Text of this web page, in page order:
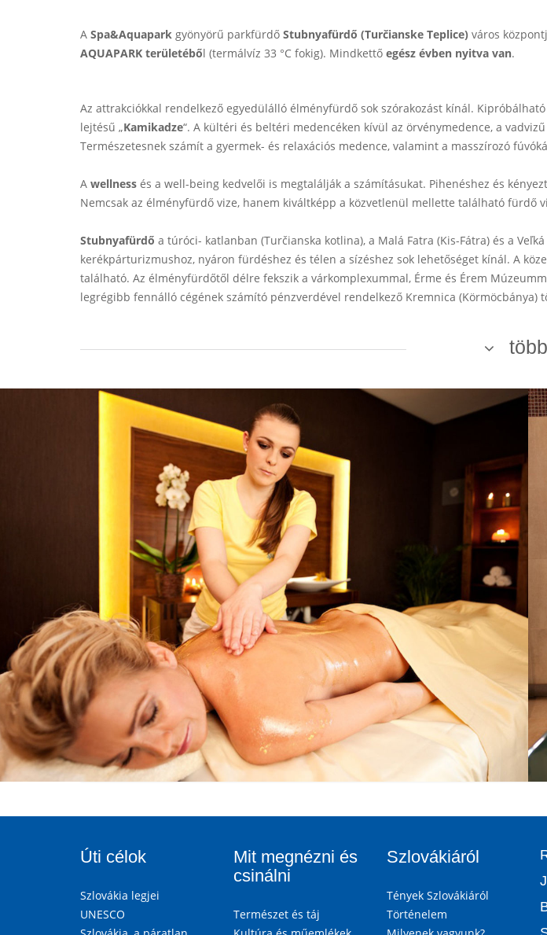
A Spa&Aquapark gyönyörű parkfürdő Stubnyafürdő (Turčianske Teplice) város
AQUAPARK területéből (termálvíz 33 °C fokig). Mindkettő egész évben nyitva van.
Az attrakciókkal rendelkező egyedülálló élményfürdő sok szórakozást kínál.
lejtésű „Kamikadze“. A kültéri és beltéri medencéken kívül az örvénymedence, a
Természetesnek számít a gyermek- és relaxációs medence, valamint a masszírozó
A wellness és a well-being kedvelői is megtalálják a számításukat. Pihenéshez és
Nemcsak az élményfürdő vize, hanem kiváltképp a közvetlenül mellette található fürdő
Stubnyafürdő a túróci- katlanban (Turčianska kotlina), a Malá Fatra (Kis-Fátra) és a
kerékpárturizmushoz, nyáron fürdéshez és télen a sízéshez sok lehetőséget kínál. A
található. Az élményfürdőtől délre fekszik a várkomplexummal, Érme és Érem
legrégibb fennálló cégének számító pénzverdével rendelkező Kremnica (Körmöcbánya)
több
Úti célok
Szlovákia legjei
UNESCO
Mit megnézni és
csinálni
Természet és táj
Szlovákiáról
Tények Szlovákiáról
Történelem